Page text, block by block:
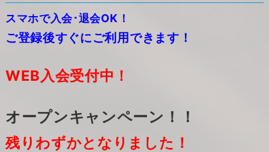
スマホで入会･退会OK！
ご登録後すぐにご利用できます！
WEB入会受付中！
オープンキャンペーン！！
残りわずかとなりました！